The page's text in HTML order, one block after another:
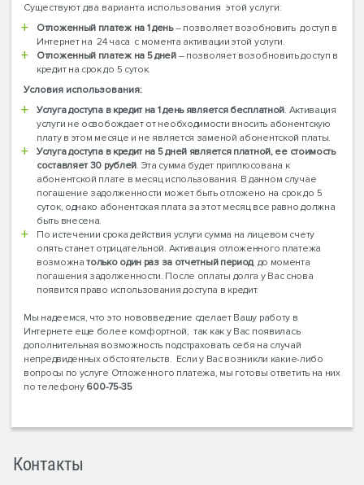
Существуют два варианта использования этой услуги:
Отложенный платеж на 1 день– позволяет возобновить доступ в
Интернет на 24 часа с момента активации этой услуги.
Отложенный платеж на 5 дней– позволяет возобновить доступ в
кредит на срок до 5 суток.
Условия использования:
Услуга доступа в кредит на 1 день является бесплатной. Активация
услуги не освобождает от необходимости вносить абонентскую
плату в этом месяце и не является заменой абонентской платы.
Услуга доступа в кредит на 5 дней является платной, ее стоимость
составляет 30 рублей. Эта сумма будет приплюсована к
абонентской плате в месяц использования. В данном случае
погашение задолженности может быть отложено на срок до 5
суток, однако абонентская плата за этот месяц все равно должна
быть внесена.
По истечении срока действия услуги сумма на лицевом счету
опять станет отрицательной. Активация отложенного платежа
возможнатолько один раз за отчетный период, до момента
погашения задолженности. После оплаты долга у Вас снова
появится право использования доступа в кредит.
Мы надеемся, что это нововведение сделает Вашу работу в
Интернете еще более комфортной, так как у Вас появилась
дополнительная возможность подстраховать себя на случай
непредвиденных обстоятельств. Если у Вас возникли какие-либо
вопросы по услуге Отложенного платежа, мы готовы ответить на них
по телефону 600-75-35
Контакты